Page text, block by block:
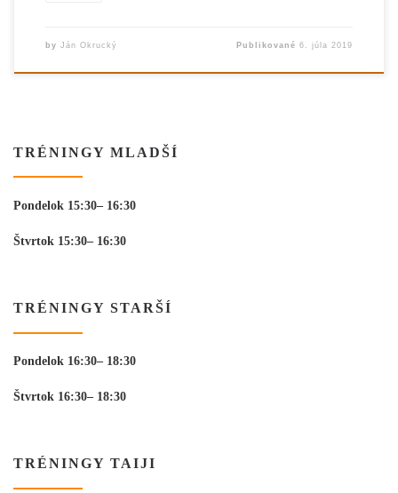
by Ján Okrucký Publikované6. júla 2019
TRÉNINGY MLADŠÍ
Pondelok 15:30– 16:30
Štvrtok 15:30– 16:30
TRÉNINGY STARŠÍ
Pondelok 16:30– 18:30
Štvrtok 16:30– 18:30
TRÉNINGY TAIJI